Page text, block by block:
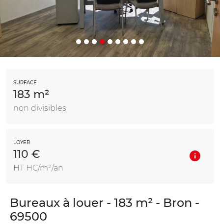
SURFACE
183 m²
non divisibles
LOYER
110 €
HT HC/m²/an
Bureaux à louer - 183 m² - Bron -
69500